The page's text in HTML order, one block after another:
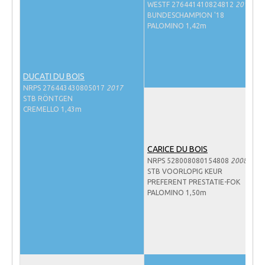
Nationale Keuring
Late Veulenkeuring
ABOP
Wereldkampioenschap Jonge Paarden
Veulenregistratie
DUCATI DU BOIS
NRPS 276443430805017 2017
STB RÖNTGEN
CREMELLO 1,43m
WESTF 276441410824812 2012
BUNDESCHAMPION '18
PALOMINO 1,42m
CARICE DU BOIS
NRPS 528008080154808 2008
STB VOORLOPIG KEUR
PREFERENT PRESTATIE-FOK
PALOMINO 1,50m